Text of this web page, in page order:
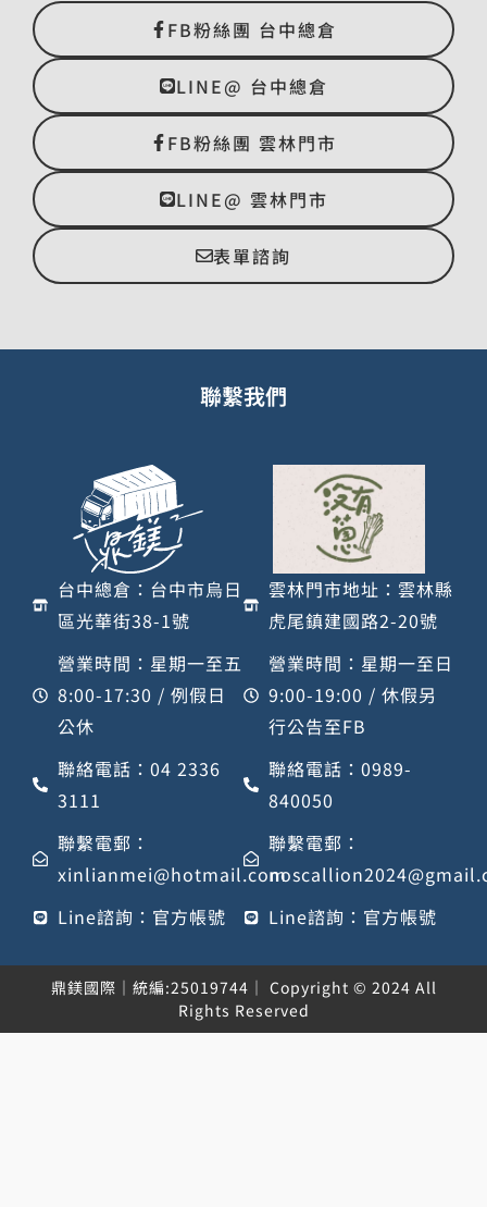
FB粉絲團 台中總倉
LINE@ 台中總倉
FB粉絲團 雲林門市
LINE@ 雲林門市
表單諮詢
聯繫我們
台中總倉：台中市烏日
區光華街38-1號
營業時間：星期一至五
8:00-17:30 / 例假日
公休
聯絡電話：04 2336
3111
聯繫電郵：
xinlianmei@hotmail.com
Line諮詢：官方帳號
雲林門市地址：雲林縣
虎尾鎮建國路2-20號
營業時間：星期一至日
9:00-19:00 / 休假另
行公告至FB
聯絡電話：0989-
840050
聯繫電郵：
Line諮詢：官方帳號
鼎鎂國際｜統編:25019744｜ Copyright © 2024 All
Rights Reserved